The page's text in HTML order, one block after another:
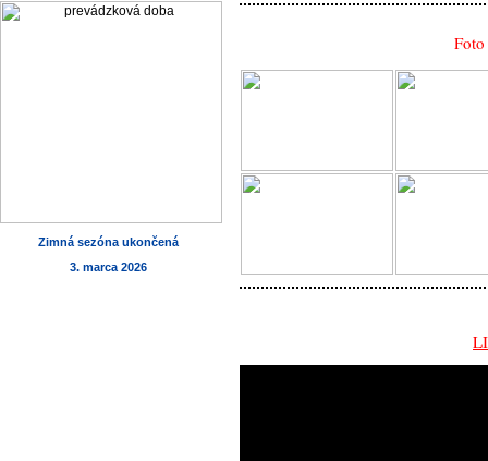
Zimná sezóna ukončená
3. marca 2026